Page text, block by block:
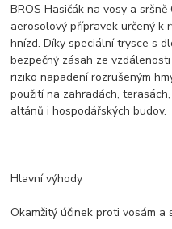
BROS Hasičák na vosy a
aerosolový přípravek určený k
hnízd. Díky speciální trysce s
bezpečný zásah ze
riziko napadení rozrušeným
použití na zahradách,
altánů i hospodářských budov.
Hlavní výhody
Okamžitý účinek proti vosám a